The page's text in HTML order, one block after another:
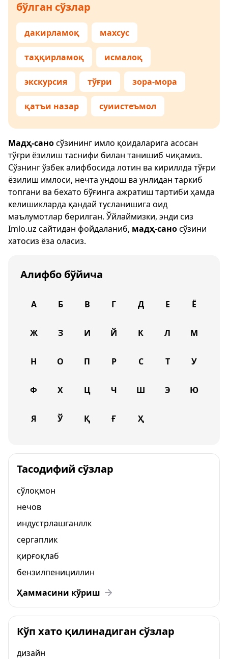
бўлган сўзлар
дакирламоқ махсус
таҳқирламоқ исмалоқ
экскурсия тўғри зора-мора
қатъи назар суиистеъмол
Мадҳ-саносўзининг имло қоидаларига асосан
тўғри ёзилиш таснифи билан танишиб чиқамиз.
Сўзнинг ўзбек алифбосида лотин ва кириллда тўғри
ёзилиш имлоси, нечта ундош ва унлидан таркиб
топгани ва бехато бўғинга ажратиш тартиби ҳамда
келишикларда қандай тусланишига оид
маълумотлар берилган. Ўйлаймизки, энди сиз
Imlo.uz сайтидан фойдаланиб, мадҳ-саносўзини
хатосиз ёза оласиз.
Алифбо бўйича
А Б В Г Д Е Ё
Ж З И Й К Л М
Н О П Р С Т У
Ф Х Ц Ч Ш Э Ю
Я Ў Қ Ғ Ҳ
Тасодифий сўзлар
сўлоқмон
нечов
индустрлашганллк
сергаплик
қирғоқлаб
бензилпенициллин
Ҳаммасини кўриш
Кўп хато қилинадиган сўзлар
дизайн